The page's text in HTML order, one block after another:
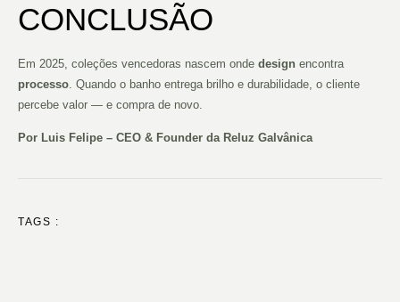
CONCLUSÃO
Em 2025, coleções vencedoras nascem onde design encontra
processo . Quando o banho entrega brilho e durabilidade, o cliente
percebe valor — e compra de novo.
Por Luis Felipe – CEO & Founder da Reluz Galvânica
TAGS :